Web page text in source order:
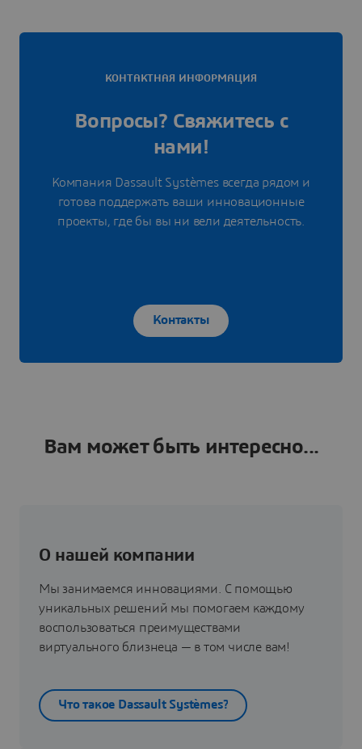
КОНТАКТНАЯ ИНФОРМАЦИЯ
Вопросы? Свяжитесь с
нами!
Компания Dassault Systèmes всегда рядом и
готова поддержать ваши инновационные
проекты, где бы вы ни вели деятельность.
Контакты
Вам может быть интересно...
О нашей компании
Мы занимаемся инновациями. С помощью
уникальных решений мы помогаем каждому
воспользоваться преимуществами
виртуального близнеца — в том числе вам!
Что такое Dassault Systèmes?